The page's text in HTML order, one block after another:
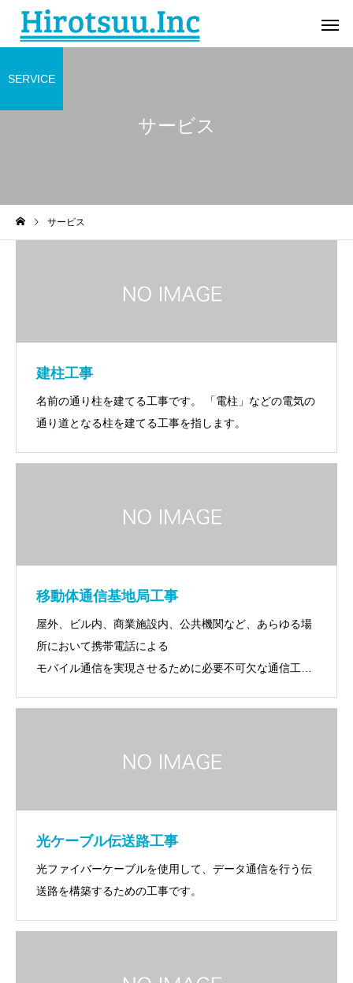
サービス
SERVICE
サービス
建柱工事
名前の通り柱を建てる工事です。 「電柱」などの電気の
通り道となる柱を建てる工事を指します。
移動体通信基地局工事
屋外、ビル内、商業施設内、公共機関など、あらゆる場
所において携帯電話による
モバイル通信を実現させるために必要不可欠な通信工事
光ケーブル伝送路工事
光ファイバーケーブルを使用して、データ通信を行う伝
送路を構築するための工事です。